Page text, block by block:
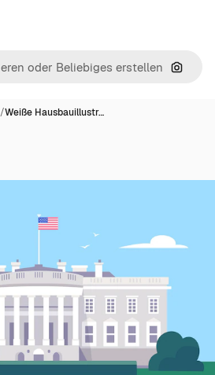
Nach
/Weiße Hausbauillustr…